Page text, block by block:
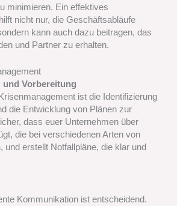
minimieren. Ein effektives
nicht nur, die Geschäftsabläufe
kann auch dazu beitragen, das
und Partner zu erhalten.
und Vorbereitung
ist die Identifizierung
die Entwicklung von Plänen zur
dass euer Unternehmen über
die bei verschiedenen Arten von
und erstellt Notfallpläne, die klar und
Kommunikation ist entscheidend.